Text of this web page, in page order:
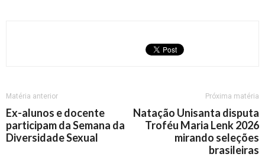
Matéria anterior
Ex-alunos e docente
participam da Semana da
Diversidade Sexual
Próxima matéria
Natação Unisanta disputa
Troféu Maria Lenk 2026
mirando seleções
brasileiras